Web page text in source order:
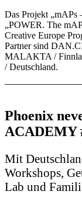
Das Projekt „mAPs
„POWER. The
Creative Europe
Partner sind
MALAKTA /
/ Deutschland.
Phoenix
ACADEMY
Mit
Workshops,
Lab und